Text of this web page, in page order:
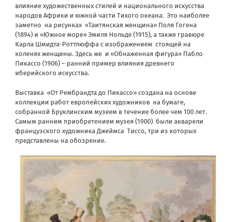
влияние художественных стилей и национального искусства
народов Африки и южной части Тихого океана. Это наиболее
заметно на рисунках «Таитянская женщина» Поля Гогена
(1894) и «Южное море» Эмиля Нольде (1915), а также гравюре
Карла Шмидта-Роттлюффа с изображением стоящей на
коленях женщины. Здесь же и «Обнаженная фигура» Пабло
Пикассо (1906) – ранний пример влияния древнего
иберийского искусства.
Выставка «От Рембрандта до Пикассо» создана на основе
коллекции работ европейских художников на бумаге,
собранной Бруклинским музеем в течение более чем 100 лет.
Самым ранним приобретением музея (1900) были акварели
французского художника Джеймса Тиссо, три из которых
представлены на обозрение.